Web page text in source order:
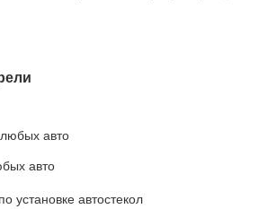
авто